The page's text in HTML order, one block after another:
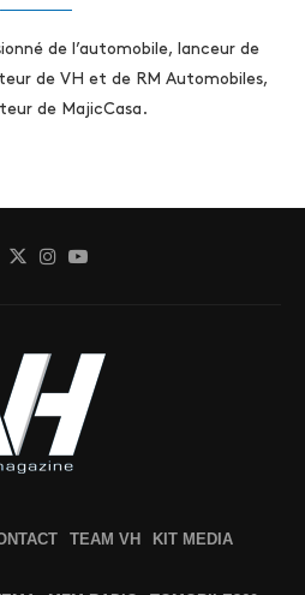
de l’automobile, lanceur de
de VH et de RM Automobiles,
de MajicCasa.
TEAM VH KIT MEDIA